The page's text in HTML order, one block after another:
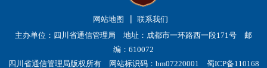
网站地图
联系我们
主办单位：四川省通信管理局 地址：成都市一环路西一段171号 邮
编：610072
四川省通信管理局版权所有 网站标识码：bm07220001 蜀ICP备110168